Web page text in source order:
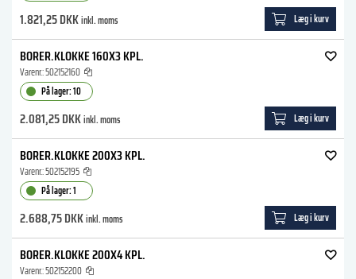
1.821,25 DKKinkl. moms Læg i kurv
BORER.KLOKKE 160X3 KPL.
Varenr.:502152160
På lager: 10
2.081,25 DKKinkl. moms Læg i kurv
BORER.KLOKKE 200X3 KPL.
Varenr.:502152195
På lager: 1
2.688,75 DKKinkl. moms Læg i kurv
BORER.KLOKKE 200X4 KPL.
Varenr.:502152200